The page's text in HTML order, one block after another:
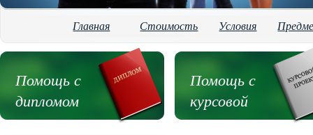
Главная Стоимость Условия
Помощь с
дипломом
Помощь с
курсовой